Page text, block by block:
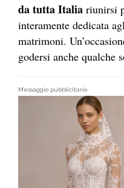
da tutta Italia riunirsi
interamente dedicata
matrimoni.
godersi anche qualche
Messaggio pubblicitario